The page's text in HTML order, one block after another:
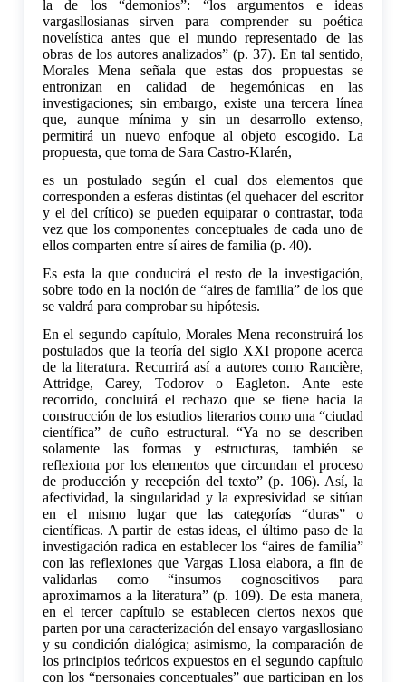
la de los “demonios”: “los argumentos e ideas
vargasllosianas sirven para comprender su poética
novelística antes que el mundo representado de las
obras de los autores analizados” (p. 37). En tal sentido,
Morales Mena señala que estas dos propuestas se
entronizan en calidad de hegemónicas en las
investigaciones; sin embargo, existe una tercera línea
que, aunque mínima y sin un desarrollo extenso,
permitirá un nuevo enfoque al objeto escogido. La
propuesta, que toma de Sara Castro-Klarén,
es un postulado según el cual dos elementos que
corresponden a esferas distintas (el quehacer del escritor
y el del crítico) se pueden equiparar o contrastar, toda
vez que los componentes conceptuales de cada uno de
ellos comparten entre sí aires de familia (p. 40).
Es esta la que conducirá el resto de la investigación,
sobre todo en la noción de “aires de familia” de los que
se valdrá para comprobar su hipótesis.
En el segundo capítulo, Morales Mena reconstruirá los
postulados que la teoría del siglo XXI propone acerca
de la literatura. Recurrirá así a autores como Rancière,
Attridge, Carey, Todorov o Eagleton. Ante este
recorrido, concluirá el rechazo que se tiene hacia la
construcción de los estudios literarios como una “ciudad
científica” de cuño estructural. “Ya no se describen
solamente las formas y estructuras, también se
reflexiona por los elementos que circundan el proceso
de producción y recepción del texto” (p. 106). Así, la
afectividad, la singularidad y la expresividad se sitúan
en el mismo lugar que las categorías “duras” o
científicas. A partir de estas ideas, el último paso de la
investigación radica en establecer los “aires de familia”
con las reflexiones que Vargas Llosa elabora, a fin de
validarlas como “insumos cognoscitivos para
aproximarnos a la literatura” (p. 109). De esta manera,
en el tercer capítulo se establecen ciertos nexos que
parten por una caracterización del ensayo vargasllosiano
y su condición dialógica; asimismo, la comparación de
los principios teóricos expuestos en el segundo capítulo
con los “personajes conceptuales” que participan en los